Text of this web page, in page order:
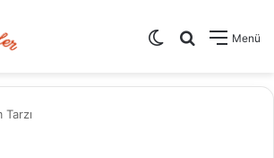
Menü
Arama yap
Dış görünümü
Tarzı